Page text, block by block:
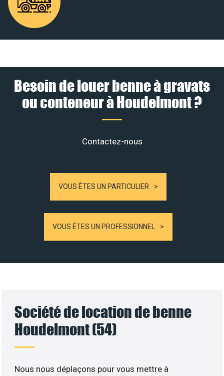
Besoin de louer benne à gravats
ou conteneur à Houdelmont ?
Contactez-nous
VOUS ÊTES UN PARTICULIER
VOUS ÊTES UN PROFESSIONNEL
Société de location de benne
Houdelmont (54)
Nous nous déplaçons pour vous mettre à